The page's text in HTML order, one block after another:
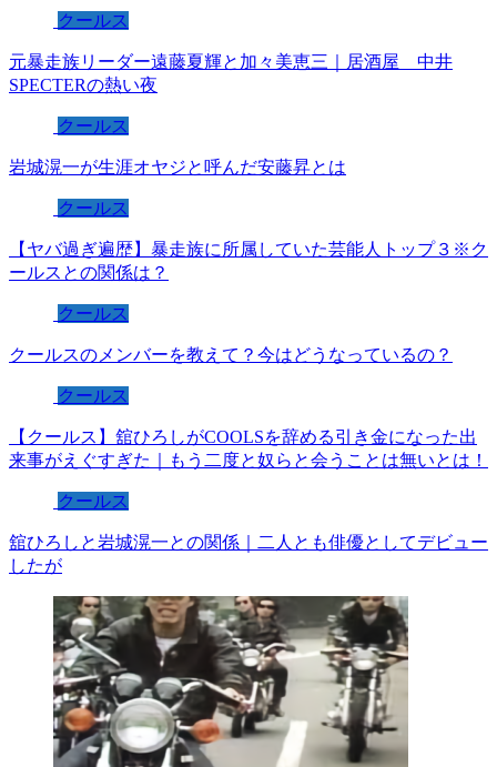
クールス
元暴走族リーダー遠藤夏輝と加々美恵三｜居酒屋 中井
SPECTERの熱い夜
クールス
岩城滉一が生涯オヤジと呼んだ安藤昇とは
クールス
【ヤバ過ぎ遍歴】暴走族に所属していた芸能人トップ３※ク
ールスとの関係は？
クールス
クールスのメンバーを教えて？今はどうなっているの？
クールス
【クールス】舘ひろしがCOOLSを辞める引き金になった出
来事がえぐすぎた｜もう二度と奴らと会うことは無いとは！
クールス
舘ひろしと岩城滉一との関係｜二人とも俳優としてデビュー
したが